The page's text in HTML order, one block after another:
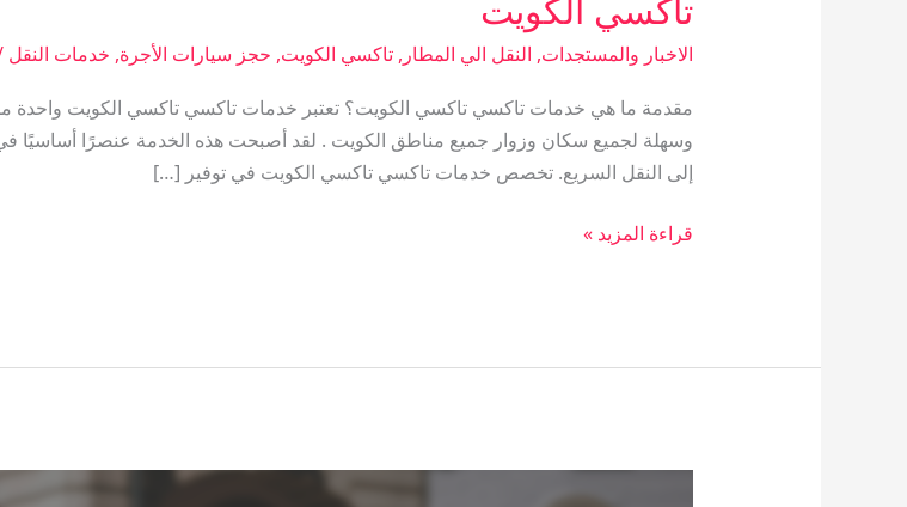
تاكسي الكويت
الاخبار والمستجدات, النقل الي المطار , تاكسي الكويت, حجز سيارات الأجرة, خدمات النقل
مقدمة ما هي خدمات تاكسي تاكسي الكويت؟ تعتبر خدمات تاكسي تاكسي الكويت واحدة من
وسهلة لجميع سكان وزوار جميع مناطق الكويت . لقد أصبحت هذه الخدمة عنصرًا أساسيًا
إلى النقل السريع. تخصص خدمات تاكسي تاكسي الكويت في توفير […]
قراءة المزيد »